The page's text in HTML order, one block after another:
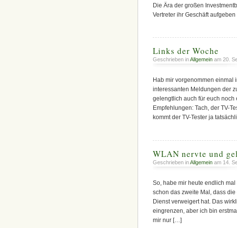
Die Ära der großen
Vertreter ihr Geschäft
Links der Woche
Geschrieben inAllgemein am 20.
Hab mir vorgenommen einmal
interessanten Meldungen der
gelengtlich auch für euch
Empfehlungen: Tach, der TV-
kommt der TV-Tester ja
WLAN nervte und
Geschrieben inAllgemein am 14.
So, habe mir heute endlich
schon das zweite Mal, dass
Dienst verweigert hat. Das
eingrenzen, aber ich bin
mir nur […]